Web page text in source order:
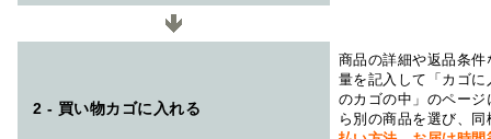
2 - 買い物カゴに入れる
商品の詳細や返品条
量を記入して「カゴ
のカゴの中」のペー
ら別の商品を選び、